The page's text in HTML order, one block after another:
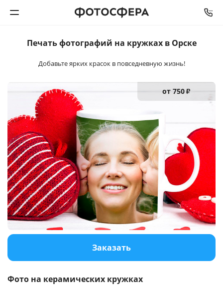
Календари
Интерьерная печать
Фотоподарки
Багетная мастерская
Полиграфия
Услуги и сервис
Магазин
Печать фотографий на кружках в Орске
Добавьте ярких красок в повседневную жизнь!
от 750₽
Заказать
Фото на керамических кружках